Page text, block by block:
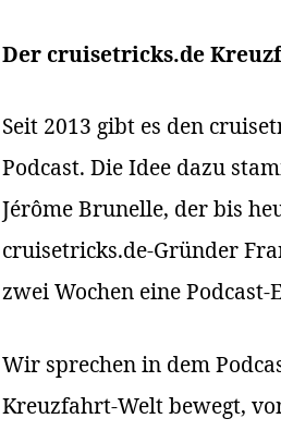
Der cruisetricks.de
Seit 2013 gibt es den
Podcast. Die Idee dazu
Jérôme Brunelle, der bis
cruisetricks.de-Gründer
zwei Wochen eine
Wir sprechen in dem
Kreuzfahrt-Welt bewegt,